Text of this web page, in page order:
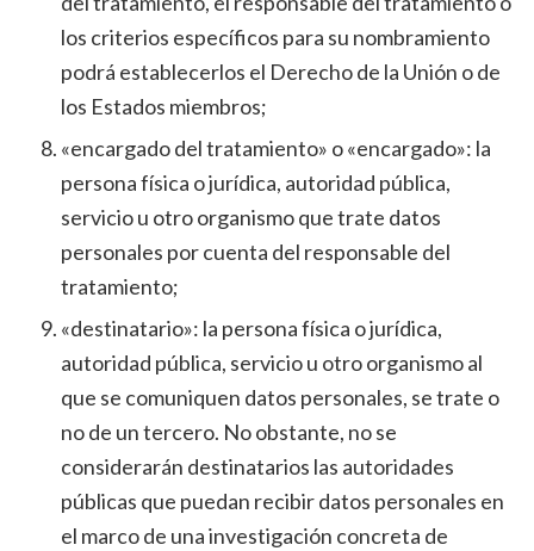
los criterios específicos para su nombramiento
podrá establecerlos el Derecho de la Unión o de
los Estados miembros;
«encargado del tratamiento» o «encargado»: la
persona física o jurídica, autoridad pública,
servicio u otro organismo que trate datos
personales por cuenta del responsable del
tratamiento;
«destinatario»: la persona física o jurídica,
autoridad pública, servicio u otro organismo al
que se comuniquen datos personales, se trate o
no de un tercero. No obstante, no se
considerarán destinatarios las autoridades
públicas que puedan recibir datos personales en
el marco de una investigación concreta de